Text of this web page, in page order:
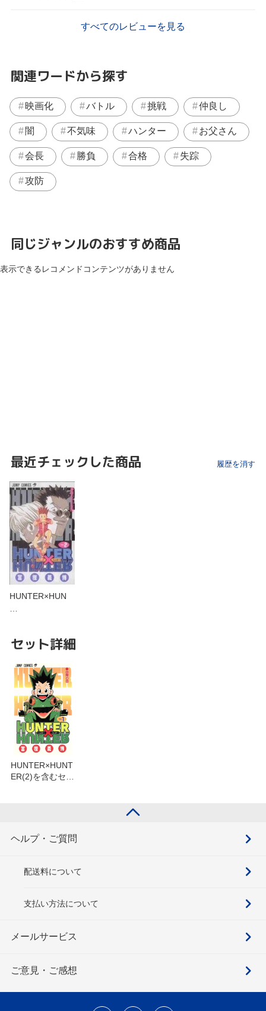
すべてのレビューを見る
関連ワードから探す
映画化 バトル 挑戦 仲良し
闇 不気味 ハンター お父さん
会長 勝負 合格 失踪
攻防
同じジャンルのおすすめ商品
表示できるレコメンドコンテンツがありません
最近チェックした商品 履歴を消す
HUNTER×HUN
セット詳細
HUNTER×HUNT
ER(2)を含むセッ
ヘルプ・ご質問
配送料について
支払い方法について
メールサービス
ご意見・ご感想